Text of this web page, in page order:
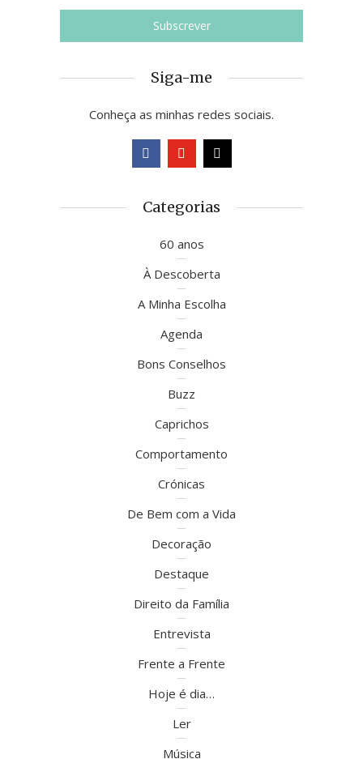
Siga-me
Conheça as minhas redes sociais.
Categorias
60 anos
À Descoberta
A Minha Escolha
Agenda
Bons Conselhos
Buzz
Caprichos
Comportamento
Crónicas
De Bem com a Vida
Decoração
Destaque
Direito da Família
Entrevista
Frente a Frente
Hoje é dia…
Ler
Música